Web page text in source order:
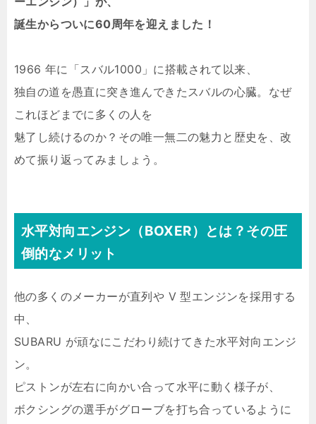
誕生からついに60周年を迎えました！
1966 年に「スバル1000」に搭載されて以来、
独自の道を愚直に突き進んできたスバルの心臓。なぜ
これほどまでに多くの人を
魅了し続けるのか？その唯一無二の魅力と歴史を、改
めて振り返ってみましょう。
水平対向エンジン（BOXER）とは？その圧
倒的なメリット
他の多くのメーカーが直列や V 型エンジンを採用する
中、
SUBARU が頑なにこだわり続けてきた水平対向エンジ
ン。
ピストンが左右に向かい合って水平に動く様子が、
ボクシングの選手がグローブを打ち合っているように